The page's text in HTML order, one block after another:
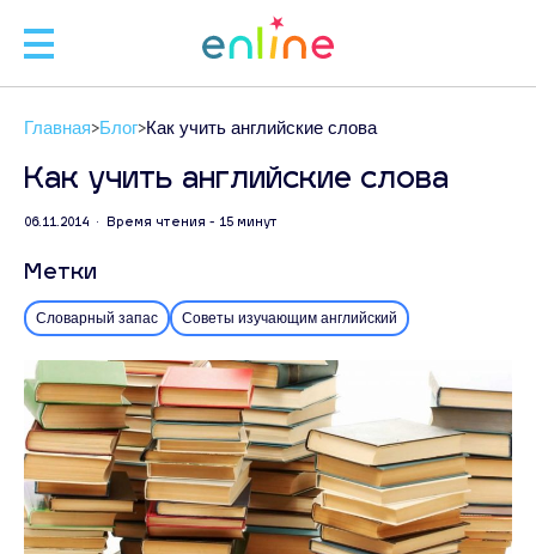
🧑
Главная Блог Как учить английские слова
Как учить английские слова
06.11.2014 • Время чтения - 15 минут
Метки
Словарный запас Советы изучающим английский